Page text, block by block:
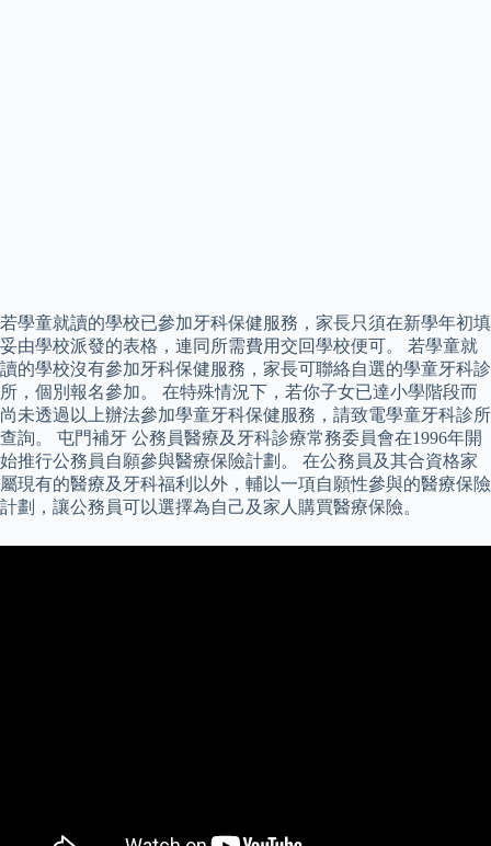
若學童就讀的學校已參加牙科保健服務，家長只須在新學年初填
妥由學校派發的表格，連同所需費用交回學校便可。 若學童就
讀的學校沒有參加牙科保健服務，家長可聯絡自選的學童牙科診
所，個別報名參加。 在特殊情況下，若你子女已達小學階段而
尚未透過以上辦法參加學童牙科保健服務，請致電學童牙科診所
查詢。 屯門補牙 公務員醫療及牙科診療常務委員會在1996年開
始推行公務員自願參與醫療保險計劃。 在公務員及其合資格家
屬現有的醫療及牙科福利以外，輔以一項自願性參與的醫療保險
計劃，讓公務員可以選擇為自己及家人購買醫療保險。